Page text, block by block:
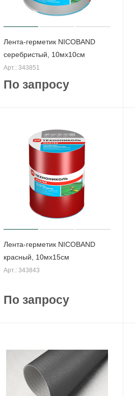
Лента-герметик NICOBAND
серебристый, 10мх10см
Арт.: 343851
По запросу
Лента-герметик NICOBAND
красный, 10мх15см
Арт.: 343843
По запросу